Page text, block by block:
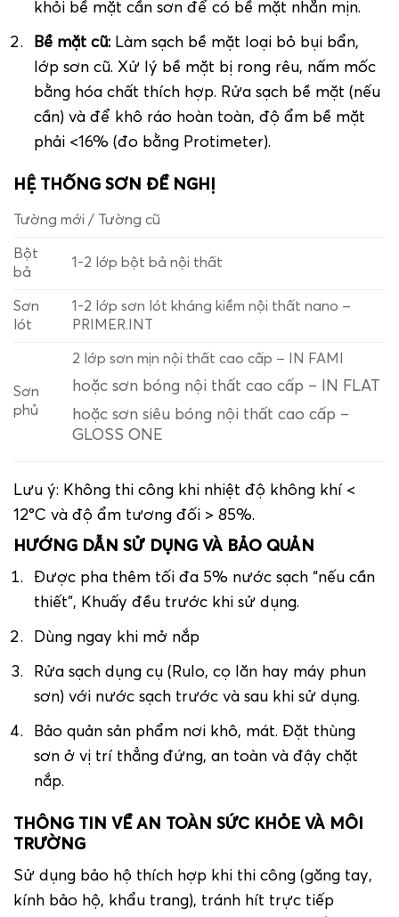
khỏi bề mặt cần sơn để có bề mặt nhẵn mịn.
Bề mặt cũ: Làm sạch bề mặt loại bỏ bụi bẩn,
lớp sơn cũ. Xử lý bề mặt bị rong rêu, nấm mốc
bằng hóa chất thích hợp. Rửa sạch bề mặt (nếu
cần) và để khô ráo hoàn toàn, độ ẩm bề mặt
phải <16% (đo bằng Protimeter).
HỆ THỐNG SƠN ĐỀ NGHỊ
Tường mới / Tường cũ
Bột
bả
1-2 lớp bột bả nội thất
Sơn
lót
1-2 lớp sơn lót kháng kiềm nội thất nano –
PRIMER.INT
Sơn
phủ
2 lớp sơn mịn nội thất cao cấp – IN FAMI
hoặc sơn bóng nội thất cao cấp – IN FLAT
hoặc sơn siêu bóng nội thất cao cấp –
GLOSS ONE
Lưu ý: Không thi công khi nhiệt độ không khí <
12°C và độ ẩm tương đối > 85%.
HƯỚNG DẪN SỬ DỤNG VÀ BẢO QUẢN
Được pha thêm tối đa 5% nước sạch “nếu cần
thiết”, Khuấy đều trước khi sử dụng.
Dùng ngay khi mở nắp
Rửa sạch dụng cụ (Rulo, cọ lăn hay máy phun
sơn) với nước sạch trước và sau khi sử dụng.
Bảo quản sản phẩm nơi khô, mát. Đặt thùng
sơn ở vị trí thẳng đứng, an toàn và đậy chặt
nắp.
THÔNG TIN VỀ AN TOÀN SỨC KHỎE VÀ MÔI
TRƯỜNG
Sử dụng bảo hộ thích hợp khi thi công (găng tay,
kính bảo hộ, khẩu trang), tránh hít trực tiếp